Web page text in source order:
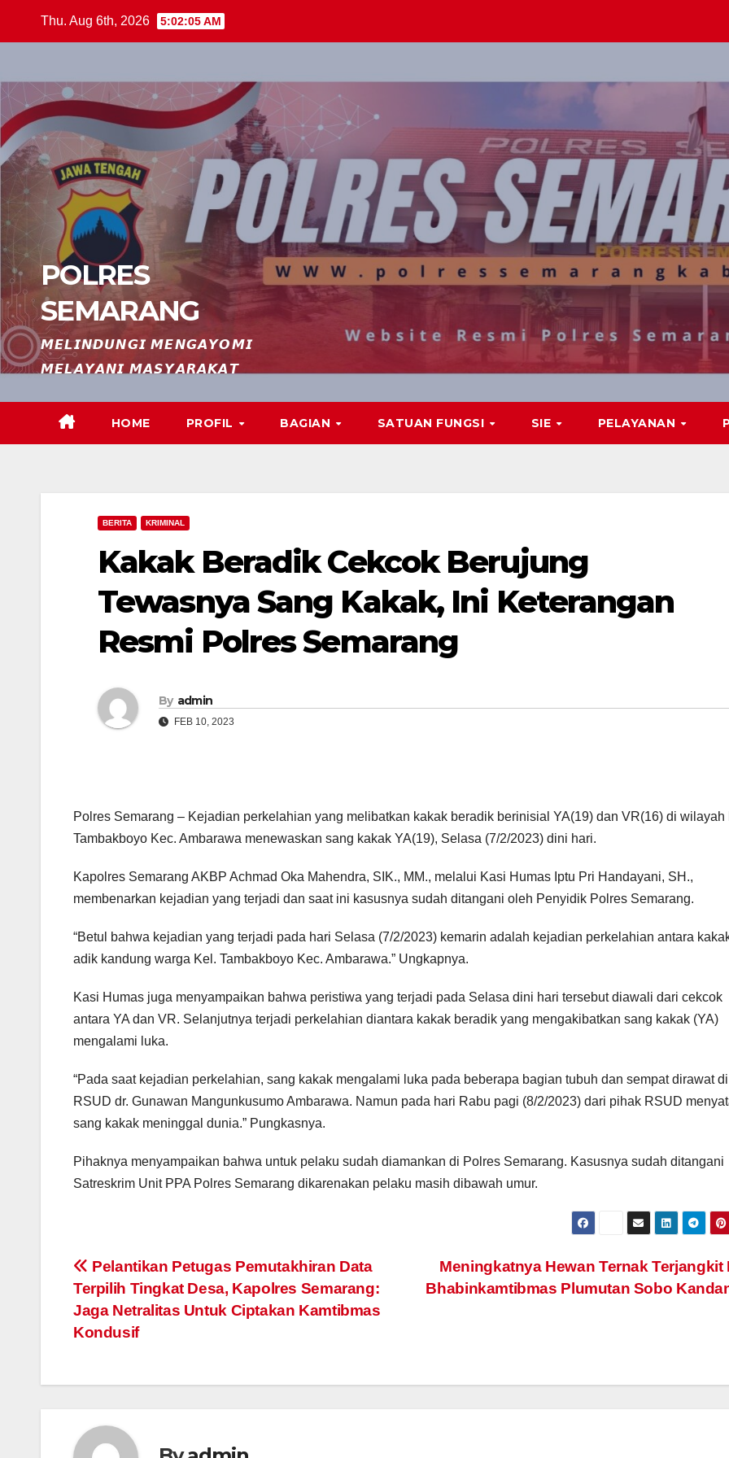
Thu. Aug 6th, 2026 5:02:06 AM
POLRES
SEMARANG
𝙈𝙀𝙇𝙄𝙉𝘿𝙐𝙉𝙂𝙄 𝙈𝙀𝙉𝙂𝘼𝙔𝙊𝙈𝙄
𝙈𝙀𝙇𝘼𝙔𝘼𝙉𝙄 𝙈𝘼𝙎𝙔𝘼𝙍𝘼𝙆𝘼𝙏
HOME PROFIL BAGIAN SATUAN FUNGSI SIE PELAYANAN
BERITA KRIMINAL
Kakak Beradik Cekcok Berujung
Tewasnya Sang Kakak, Ini Keterangan
Resmi Polres Semarang
By admin
FEB 10, 2023
Polres Semarang – Kejadian perkelahian yang melibatkan kakak beradik berinisial YA(19) dan VR(16) di wilayah
Tambakboyo Kec. Ambarawa menewaskan sang kakak YA(19), Selasa (7/2/2023) dini hari.
Kapolres Semarang AKBP Achmad Oka Mahendra, SIK., MM., melalui Kasi Humas Iptu Pri Handayani, SH.,
membenarkan kejadian yang terjadi dan saat ini kasusnya sudah ditangani oleh Penyidik Polres Semarang.
“Betul bahwa kejadian yang terjadi pada hari Selasa (7/2/2023) kemarin adalah kejadian perkelahian antara
adik kandung warga Kel. Tambakboyo Kec. Ambarawa.” Ungkapnya.
Kasi Humas juga menyampaikan bahwa peristiwa yang terjadi pada Selasa dini hari tersebut diawali dari cekcok
antara YA dan VR. Selanjutnya terjadi perkelahian diantara kakak beradik yang mengakibatkan sang kakak (YA)
mengalami luka.
“Pada saat kejadian perkelahian, sang kakak mengalami luka pada beberapa bagian tubuh dan sempat dirawat di
RSUD dr. Gunawan Mangunkusumo Ambarawa. Namun pada hari Rabu pagi (8/2/2023) dari pihak RSUD
sang kakak meninggal dunia.” Pungkasnya.
Pihaknya menyampaikan bahwa untuk pelaku sudah diamankan di Polres Semarang. Kasusnya sudah ditangani
Satreskrim Unit PPA Polres Semarang dikarenakan pelaku masih dibawah umur.
Post
navigation
Meningkatnya Hewan Ternak Terjangkit
Bhabinkamtibmas Plumutan Sobo
Pelantikan Petugas Pemutakhiran Data
Terpilih Tingkat Desa, Kapolres Semarang:
Jaga Netralitas Untuk Ciptakan Kamtibmas
Kondusif